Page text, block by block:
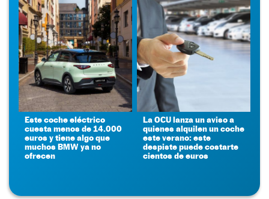
Este coche eléctrico
cuesta menos de 14.000
euros y tiene algo que
muchos BMW ya no
ofrecen
La OCU lanza un aviso a
quienes alquilen un coche
este verano: este
despiste puede costarte
cientos de euros